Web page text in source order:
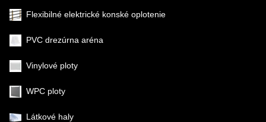
Flexibilné elektrické konské oplotenie
PVC drezúrna aréna
Vinylové ploty
WPC ploty
Látkové haly